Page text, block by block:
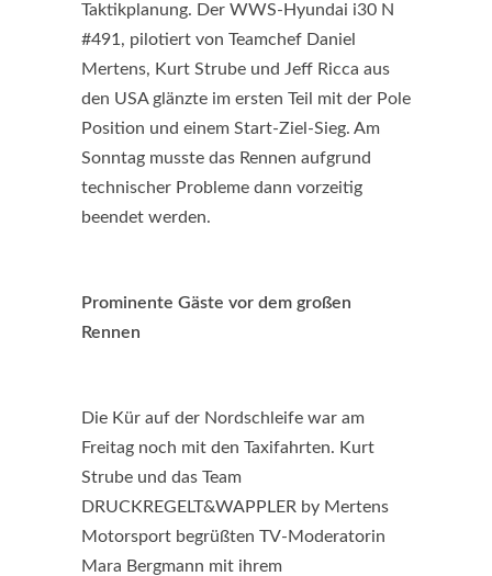
Taktikplanung. Der WWS-Hyundai i30 N
#491, pilotiert von Teamchef Daniel
Mertens, Kurt Strube und Jeff Ricca aus
den USA glänzte im ersten Teil mit der Pole
Position und einem Start-Ziel-Sieg. Am
Sonntag musste das Rennen aufgrund
technischer Probleme dann vorzeitig
beendet werden.
Prominente Gäste vor dem großen
Rennen
Die Kür auf der Nordschleife war am
Freitag noch mit den Taxifahrten. Kurt
Strube und das Team
DRUCKREGELT&WAPPLER by Mertens
Motorsport begrüßten TV-Moderatorin
Mara Bergmann mit ihrem